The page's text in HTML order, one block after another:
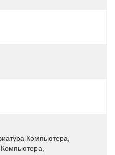
Компьютера